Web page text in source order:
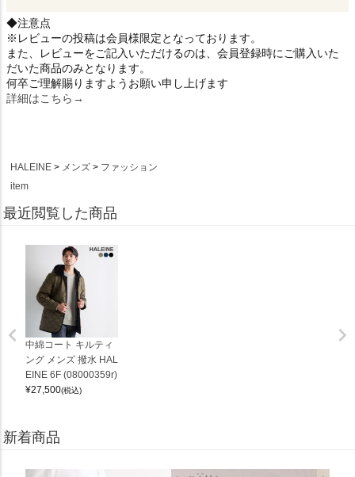
◆注意点
※レビューの投稿は会員様限定となっております。
また、レビューをご記入いただけるのは、会員登録時にご購入いた
だいた商品のみとなります。
何卒ご理解賜りますようお願い申し上げます
詳細はこちら→
HALEINE メンズ
ファッション
item
最近閲覧した商品
中綿コート キルティ
ング メンズ 撥水 HAL
EINE 6F (08000359r)
¥27,500(税込)
新着商品